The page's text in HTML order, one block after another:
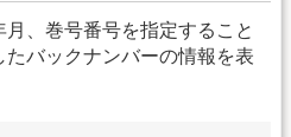
、巻号番号を指定すること
バックナンバーの情報を表